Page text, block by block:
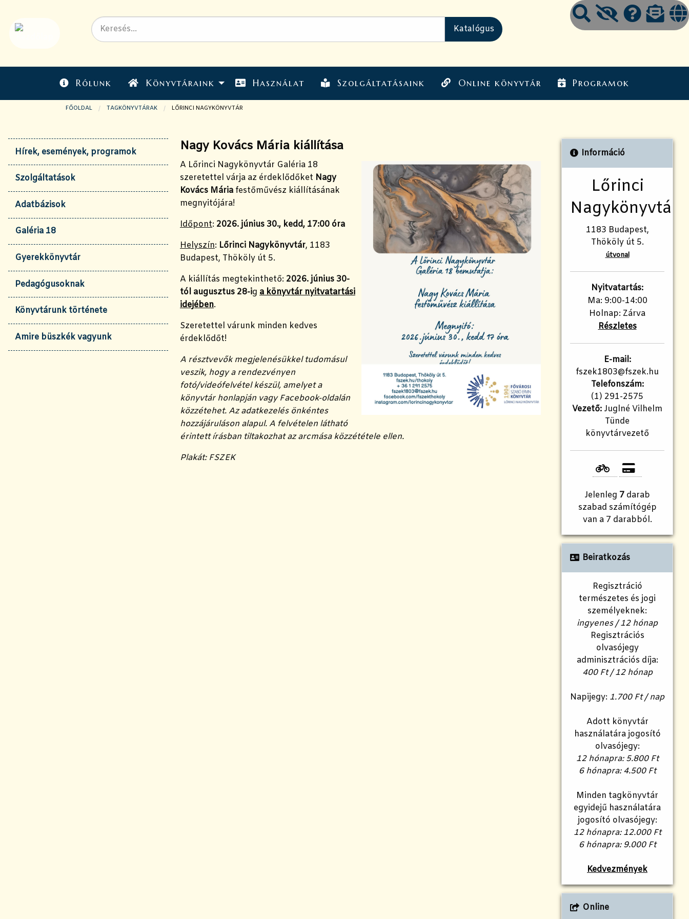
Rólunk Könyvtáraink Használat Szolgáltatásaink Online könyvtár Programok
FŐOLDAL TAGKÖNYVTÁRAK JELENLEGI OLDAL:
LŐRINCI NAGYKÖNYVTÁR
Hírek, események, programok
Szolgáltatások
Adatbázisok
Galéria 18
Gyerekkönyvtár
Pedagógusoknak
Könyvtárunk története
Amire büszkék vagyunk
Nagy Kovács Mária kiállítása
A Lőrinci Nagykönyvtár Galéria 18
szeretettel várja az érdeklődőket Nagy
Kovács Mária festőművész kiállításának
megnyitójára!
Időpont: 2026. június 30., kedd, 17:00 óra
Helyszín: Lőrinci Nagykönyvtár, 1183
Budapest, Thököly út 5.
A kiállítás megtekinthető: 2026. június 30-
tól augusztus 28-ig a könyvtár nyitvatartási
idejében.
Szeretettel várunk minden kedves
érdeklődőt!
A résztvevők megjelenésükkel tudomásul
veszik, hogy a rendezvényen
fotó/videófelvétel készül, amelyet a
könyvtár honlapján vagy Facebook-oldalán
közzétehet. Az adatkezelés önkéntes
hozzájáruláson alapul. A felvételen látható
érintett írásban tiltakozhat az arcmása közzététele ellen.
Plakát: FSZEK
Információ
Lőrinci
Nagykönyvtár
1183 Budapest,
Thököly út 5.
útvonal
Nyitvatartás:
Ma: 9:00-14:00
Holnap: Zárva
Részletes
E-mail:
fszek1803@fszek.hu​
Telefonszám:
(1) 291-2575
Vezető: Juglné Vilhelm
Tünde
könyvtárvezető
Jelenleg 7 darab
szabad számítógép
van a 7 darabból.
Beiratkozás
Regisztráció
természetes és jogi
személyeknek:
ingyenes / 12 hónap
Regisztrációs
olvasójegy
adminisztrációs díja:
400 Ft / 12 hónap
Napijegy: 1.700 Ft / nap
Adott könyvtár
használatára jogosító
olvasójegy:
12 hónapra: 5.800 Ft
6 hónapra: 4.500 Ft
Minden tagkönyvtár
egyidejű használatára
jogosító olvasójegy:
12 hónapra: 12.000 Ft
6 hónapra: 9.000 Ft
Kedvezmények
Online